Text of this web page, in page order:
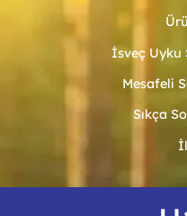
İsveç Uyku
Mesafeli
Sıkça